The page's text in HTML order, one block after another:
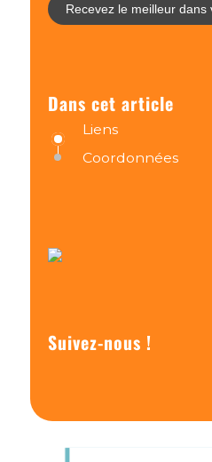
Dans cet article
Liens
Coordonnées
Suivez-nous !